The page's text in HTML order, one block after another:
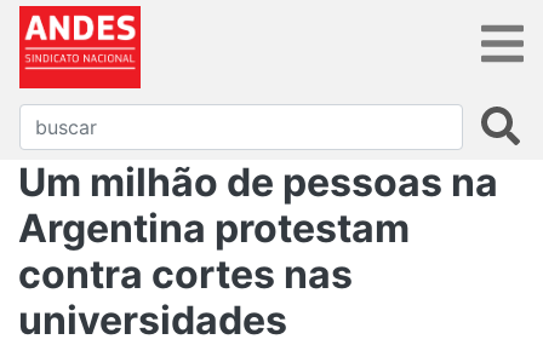
Um milhão de pessoas na
Argentina protestam
contra cortes nas
universidades